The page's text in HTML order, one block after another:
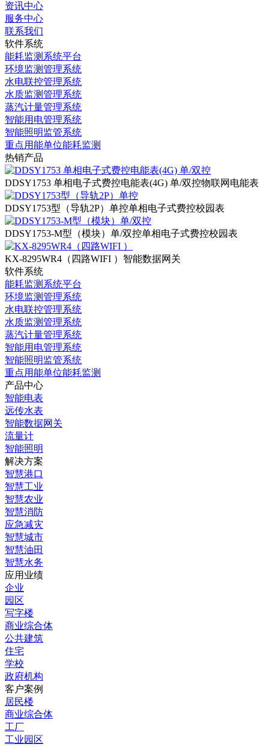
资讯中心
服务中心
联系我们
软件系统
能耗监测系统平台
环境监测管理系统
水电联控管理系统
水质监测管理系统
蒸汽计量管理系统
智能用电管理系统
智能照明监管系统
重点用能单位能耗监测
热销产品
DDSY1753 单相电子式费控电能表(4G) 单/双控物联网电能表
DDSY1753型（导轨2P）单控单相电子式费控校园表
DDSY1753-M型（模块）单/双控单相电子式费控校园表
KX-8295WR4（四路WIFI ） 智能数据网关
软件系统
能耗监测系统平台
环境监测管理系统
水电联控管理系统
水质监测管理系统
蒸汽计量管理系统
智能用电管理系统
智能照明监管系统
重点用能单位能耗监测
产品中心
智能电表
远传水表
智能数据网关
流量计
智能照明
解决方案
智慧港口
智慧工业
智慧农业
智慧消防
应急减灾
智慧城市
智慧油田
智慧水务
应用业绩
企业
园区
写字楼
商业综合体
公共建筑
住宅
学校
政府机构
客户案例
居民楼
商业综合体
工厂
工业园区